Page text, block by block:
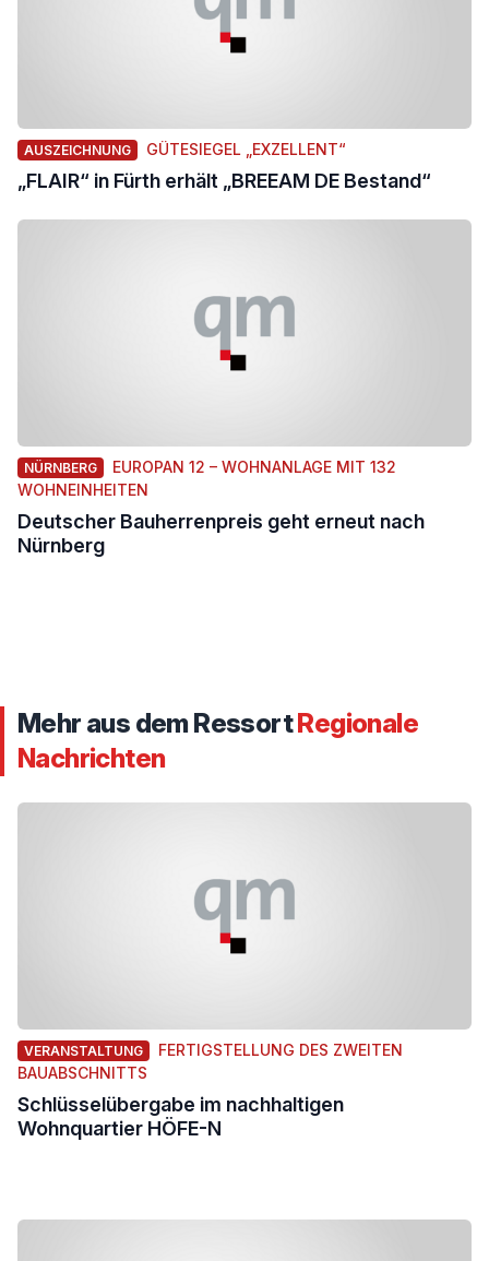
AUSZEICHNUNG GÜTESIEGEL „EXZELLENT“
„FLAIR“ in Fürth erhält „BREEAM DE Bestand“
NÜRNBERG
EUROPAN 12 – WOHNANLAGE MIT 132
WOHNEINHEITEN
Deutscher Bauherrenpreis geht erneut nach
Nürnberg
Mehr aus dem RessortRegionale
Nachrichten
VERANSTALTUNG
FERTIGSTELLUNG DES ZWEITEN
BAUABSCHNITTS
Schlüsselübergabe im nachhaltigen
Wohnquartier HÖFE-N